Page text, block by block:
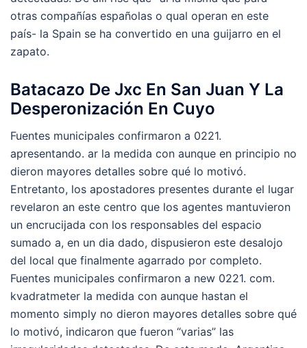
otras compañías españolas o qual operan en este
país- la Spain se ha convertido en una guijarro en el
zapato.
Batacazo De Jxc En San Juan Y La
Desperonización En Cuyo
Fuentes municipales confirmaron a 0221.
apresentando. ar la medida con aunque en principio no
dieron mayores detalles sobre qué lo motivó.
Entretanto, los apostadores presentes durante el lugar
revelaron an este centro que los agentes mantuvieron
un encrucijada con los responsables del espacio
sumado a, en un dia dado, dispusieron este desalojo
del local que finalmente agarrado por completo.
Fuentes municipales confirmaron a new 0221. com.
kvadratmeter la medida con aunque hastan el
momento simply no dieron mayores detalles sobre qué
lo motivó, indicaron que fueron “varias” las